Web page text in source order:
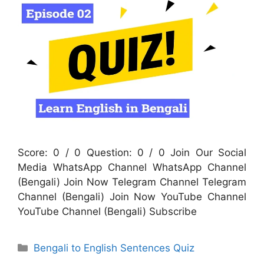
Score: 0 / 0 Question: 0 / 0 Join Our Social
Media WhatsApp Channel WhatsApp Channel
(Bengali) Join Now Telegram Channel Telegram
Channel (Bengali) Join Now YouTube Channel
YouTube Channel (Bengali) Subscribe
Categories
Bengali to English Sentences Quiz